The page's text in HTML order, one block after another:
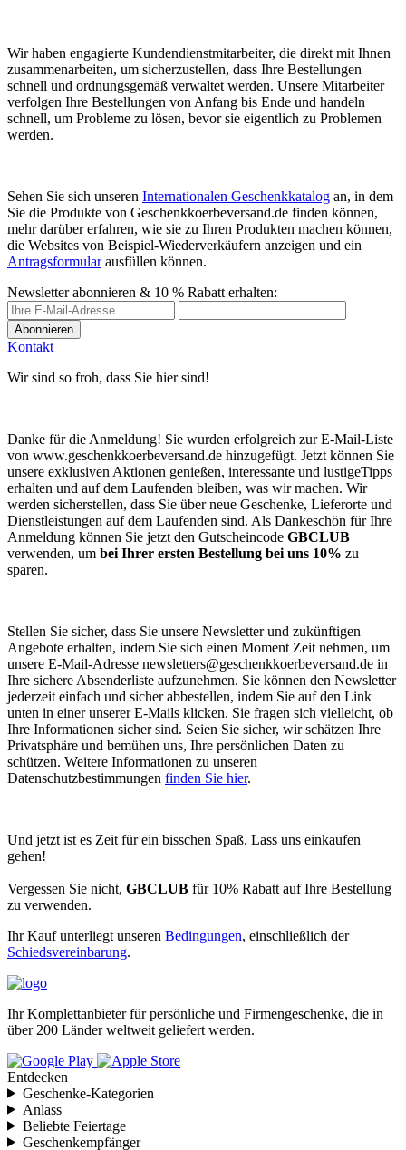
Wir haben engagierte Kundendienstmitarbeiter, die direkt mit Ihnen
zusammenarbeiten, um sicherzustellen, dass Ihre Bestellungen
schnell und ordnungsgemäß verwaltet werden. Unsere Mitarbeiter
verfolgen Ihre Bestellungen von Anfang bis Ende und handeln
schnell, um Probleme zu lösen, bevor sie eigentlich zu Problemen
werden.
Sehen Sie sich unseren Internationalen Geschenkkatalog an, in dem
Sie die Produkte von Geschenkkoerbeversand.de finden können,
mehr darüber erfahren, wie sie zu Ihren Produkten machen können,
die Websites von Beispiel-Wiederverkäufern anzeigen und ein
Antragsformularausfüllen können.
Newsletter abonnieren & 10 % Rabatt erhalten:
Abonnieren
Kontakt
Wir sind so froh, dass Sie hier sind!
Danke für die Anmeldung! Sie wurden erfolgreich zur E-Mail-Liste
von www.geschenkkoerbeversand.de hinzugefügt. Jetzt können Sie
unsere exklusiven Aktionen genießen, interessante und lustigeTipps
erhalten und auf dem Laufenden bleiben, was wir machen. Wir
werden sicherstellen, dass Sie über neue Geschenke, Lieferorte und
Dienstleistungen auf dem Laufenden sind. Als Dankeschön für Ihre
Anmeldung können Sie jetzt den Gutscheincode GBCLUB
verwenden, um bei Ihrer ersten Bestellung bei uns 10% zu
sparen.
Stellen Sie sicher, dass Sie unsere Newsletter und zukünftigen
Angebote erhalten, indem Sie sich einen Moment Zeit nehmen, um
unsere E-Mail-Adresse newsletters@geschenkkoerbeversand.de in
Ihre sichere Absenderliste aufzunehmen. Sie können den Newsletter
jederzeit einfach und sicher abbestellen, indem Sie auf den Link
unten in einer unserer E-Mails klicken. Sie fragen sich vielleicht, ob
Ihre Informationen sicher sind. Seien Sie sicher, wir schätzen Ihre
Privatsphäre und bemühen uns, Ihre persönlichen Daten zu
schützen. Weitere Informationen zu unseren
Datenschutzbestimmungen finden Sie hier.
Und jetzt ist es Zeit für ein bisschen Spaß. Lass uns einkaufen
gehen!
Vergessen Sie nicht, GBCLUB für 10% Rabatt auf Ihre Bestellung
zu verwenden.
Ihr Kauf unterliegt unseren Bedingungen, einschließlich der
Schiedsvereinbarung.
Ihr Komplettanbieter für persönliche und Firmengeschenke, die in
über 200 Länder weltweit geliefert werden.
Entdecken
Geschenke-Kategorien
Anlass
Beliebte Feiertage
Geschenkempfänger